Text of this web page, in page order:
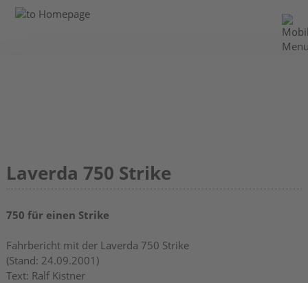
Laverda 750 Strike
750 für einen Strike
Fahrbericht mit der Laverda 750 Strike
(Stand: 24.09.2001)
Text: Ralf Kistner